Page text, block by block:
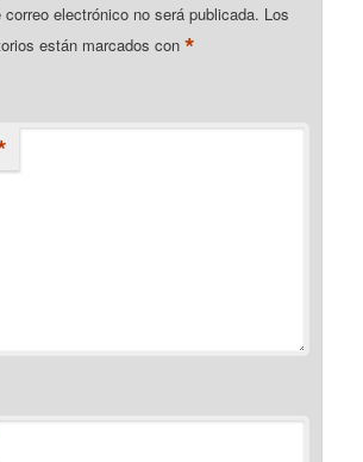
correo electrónico no será publicada. Los
están marcados con*